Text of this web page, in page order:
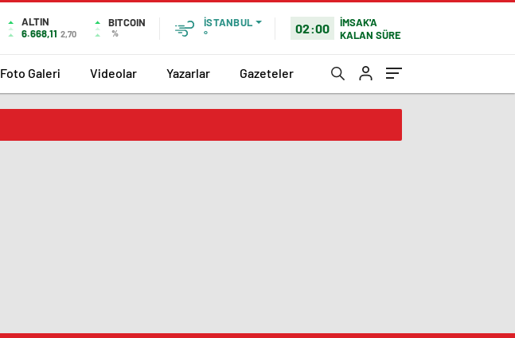
ALTIN
6.668,11 2,70
BITCOIN
%
İSTANBUL
°
02:00
İMSAK'A
KALAN SÜRE
Foto Galeri Videolar Yazarlar Gazeteler